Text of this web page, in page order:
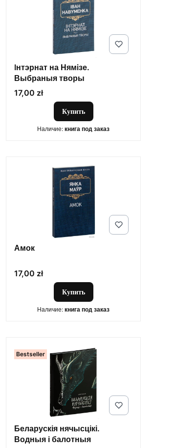
Iнтэрнат на Нямiзе.
Выбраныя творы
Цена
17,00 zł
Купить
Наличие: книга под заказ
Амок
Цена
17,00 zł
Купить
Наличие: книга под заказ
Bestseller
Беларускія нячысцікі.
Водныя і балотныя